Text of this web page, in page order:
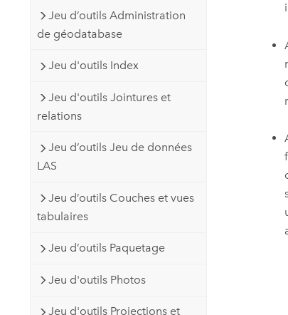
Jeu d’outils Administration
de géodatabase
Jeu d'outils Index
Jeu d'outils Jointures et
relations
Jeu d’outils Jeu de données
LAS
Jeu d’outils Couches et vues
tabulaires
Jeu d’outils Paquetage
Jeu d'outils Photos
Jeu d'outils Projections et